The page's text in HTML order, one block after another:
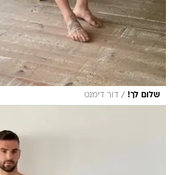
שלום לך! / דור דימנט